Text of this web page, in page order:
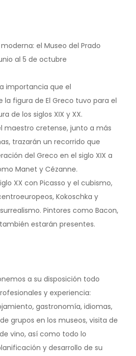
el Museo del Prado
al 5 de octubre
importancia que el
figura de El Greco tuvo para el
de los siglos XIX y XX.
maestro cretense, junto a más
trazarán un recorrido que
del Greco en el siglo XIX a
Manet y Cézanne.
XX con Picasso y el cubismo,
Kokoschka y
Pintores como Bacon,
estarán presentes.
a su disposición todo
y experiencia:
gastronomía, idiomas,
grupos en los museos, visita de
vino, así como todo lo
y desarrollo de su